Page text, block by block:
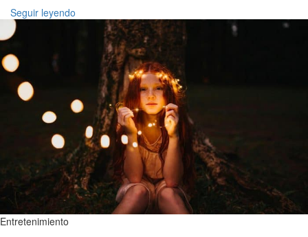
Seguir leyendo
Entretenimiento